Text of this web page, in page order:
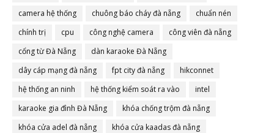
camera hệ thống
chuông báo cháy đà nẵng
chuẩn nén
chính trị
cpu công nghệ camera
công viên đà nẵng
cổng từ Đà Nẵng
dàn karaoke Đà Nẵng
dây cáp mạng đà nẵng
fpt city đà nẵng
hikconnet
hệ thống an ninh
hệ thống kiểm soát ra vào
intel
karaoke gia đình Đà Nẵng
khóa chống trộm đà nẵng
khóa cửa adel đà nẵng
khóa cửa kaadas đà nẵng